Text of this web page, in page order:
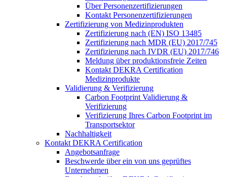
Über Personenzertifizierungen
Kontakt Personenzertifizierungen
Zertifizierung von Medizinprodukten
Zertifizierung nach (EN) ISO 13485
Zertifizierung nach MDR (EU) 2017/745
Zertifizierung nach IVDR (EU) 2017/746
Meldung über produktionsfreie Zeiten
Kontakt DEKRA Certification
Medizinprodukte
Validierung & Verifizierung
Carbon Footprint Validierung &
Verifizierung
Verifizierung Ihres Carbon Footprint im
Transportsektor
Nachhaltigkeit
Kontakt DEKRA Certification
Angebotsanfrage
Beschwerde über ein von uns geprüftes
Unternehmen